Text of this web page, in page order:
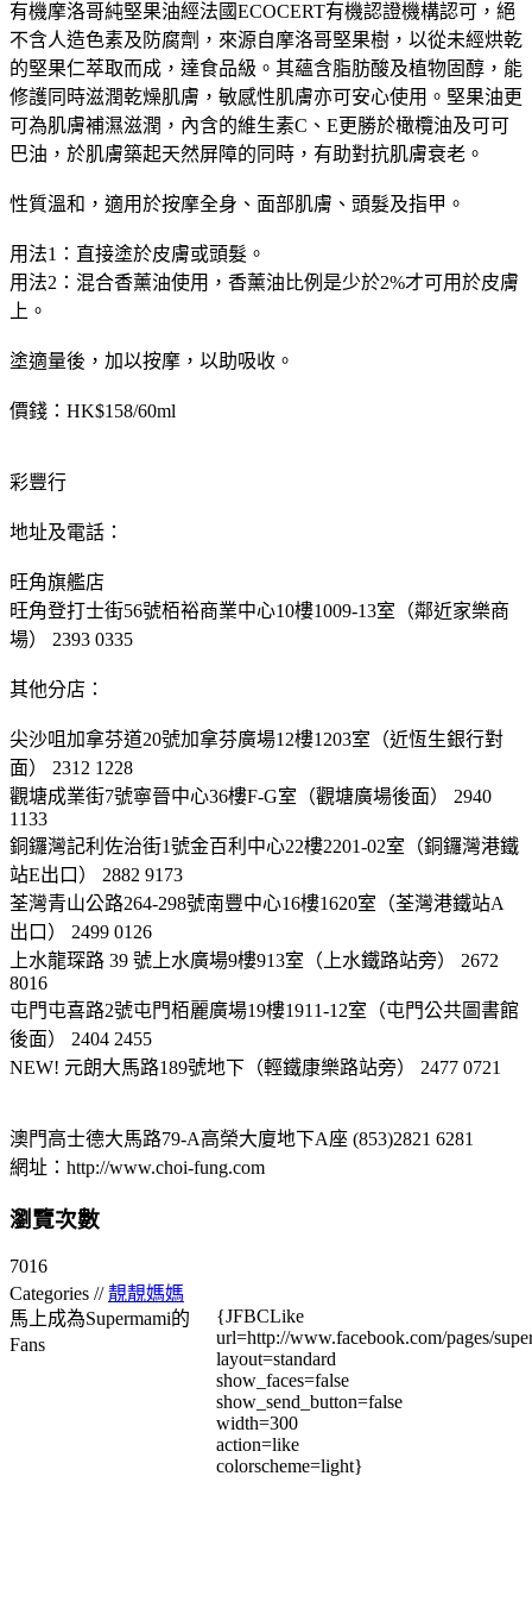
有機摩洛哥純堅果油經法國ECOCERT有機認證機構認可，絕
不含人造色素及防腐劑，來源自摩洛哥堅果樹，以從未經烘乾
的堅果仁萃取而成，達食品級。其蘊含脂肪酸及植物固醇，能
修護同時滋潤乾燥肌膚，敏感性肌膚亦可安心使用。堅果油更
可為肌膚補濕滋潤，內含的維生素C、E更勝於橄欖油及可可
巴油，於肌膚築起天然屏障的同時，有助對抗肌膚衰老。
性質溫和，適用於按摩全身、面部肌膚、頭髮及指甲。
用法1：直接塗於皮膚或頭髮。
用法2：混合香薰油使用，香薰油比例是少於2%才可用於皮膚
上。
塗適量後，加以按摩，以助吸收。
價錢：HK$158/60ml
彩豐行
地址及電話：
旺角旗艦店
旺角登打士街56號栢裕商業中心10樓1009-13室（鄰近家樂商
場） 2393 0335
其他分店：
尖沙咀加拿芬道20號加拿芬廣場12樓1203室（近恆生銀行對
面） 2312 1228
觀塘成業街7號寧晉中心36樓F-G室（觀塘廣場後面） 2940
1133
銅鑼灣記利佐治街1號金百利中心22樓2201-02室（銅鑼灣港鐵
站E出口） 2882 9173
荃灣青山公路264-298號南豐中心16樓1620室（荃灣港鐵站A
出口） 2499 0126
上水龍琛路 39 號上水廣場9樓913室（上水鐵路站旁） 2672
8016
屯門屯喜路2號屯門栢麗廣場19樓1911-12室（屯門公共圖書館
後面） 2404 2455
NEW! 元朗大馬路189號地下（輕鐵康樂路站旁） 2477 0721
澳門高士德大馬路79-A高榮大廈地下A座 (853)2821 6281
網址：http://www.choi-fung.com
瀏覽次數
7016
Categories //靚靚媽媽
馬上成為Supermami的
Fans
{JFBCLike
url=http://www.facebook.com/pages/
layout=standard
show_faces=false
show_send_button=false
width=300
action=like
colorscheme=light}